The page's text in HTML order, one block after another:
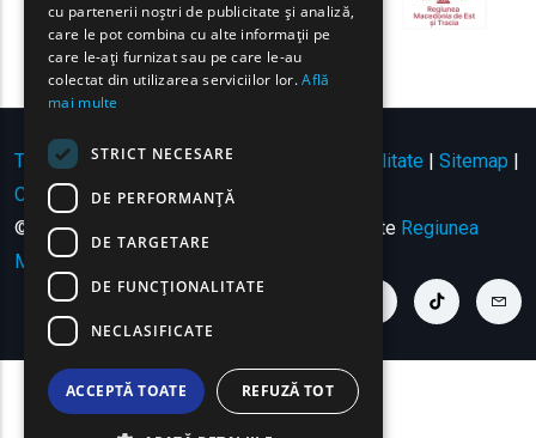
Termeni de utilizare | Politica de confidențialitate | Sitemap |
Contact
© Copyright 2024 - Toate drepturile rezervate Regiunea
Macedonia de Est și Tracia
youtube link linkedin linkinstagram link
tiktok link
GERMAN
ROMANIAN
cu partenerii noștri de publicitate și analiză,
care le pot combina cu alte informații pe
care le-ați furnizat sau pe care le-au
colectat din utilizarea serviciilor lor.Află
mai multe
STRICT NECESARE
DE PERFORMANȚĂ
DE TARGETARE
DE FUNCŢIONALITATE
NECLASIFICATE
ACCEPTĂ TOATE REFUZĂ TOT